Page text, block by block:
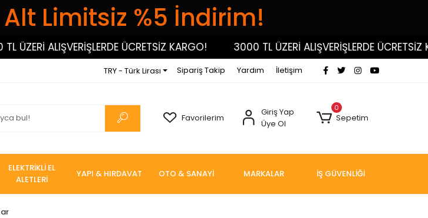
Limitsiz %5 İndirim!
ALIŞVERİŞLERDE ÜCRETSİZ KARGO! 3000 TL ÜZERİ ALIŞVERİŞLERDE ÜCRETSİZ
TRY - Türk Lirası Sipariş Takip Yardım İletişim
Favorilerim
Giriş Yap
Üye Ol
0
Sepetim
ELEKTRİKLİ EL
ALETLERİ
YAPI & HIRDAVAT OTO & SANAYİ MARKALAR İŞ GÜVENLİĞİ